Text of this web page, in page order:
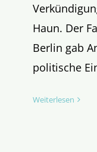
Haun. Der
Berlin gab
politische
Weiterlesen